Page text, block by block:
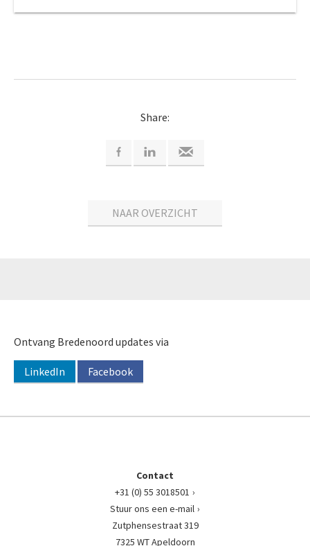
Share:
NAAR OVERZICHT
Ontvang Bredenoord updates via
LinkedIn Facebook
Contact
+31 (0) 55 3018501
Stuur ons een e-mail
Zutphensestraat 319
7325 WT Apeldoorn